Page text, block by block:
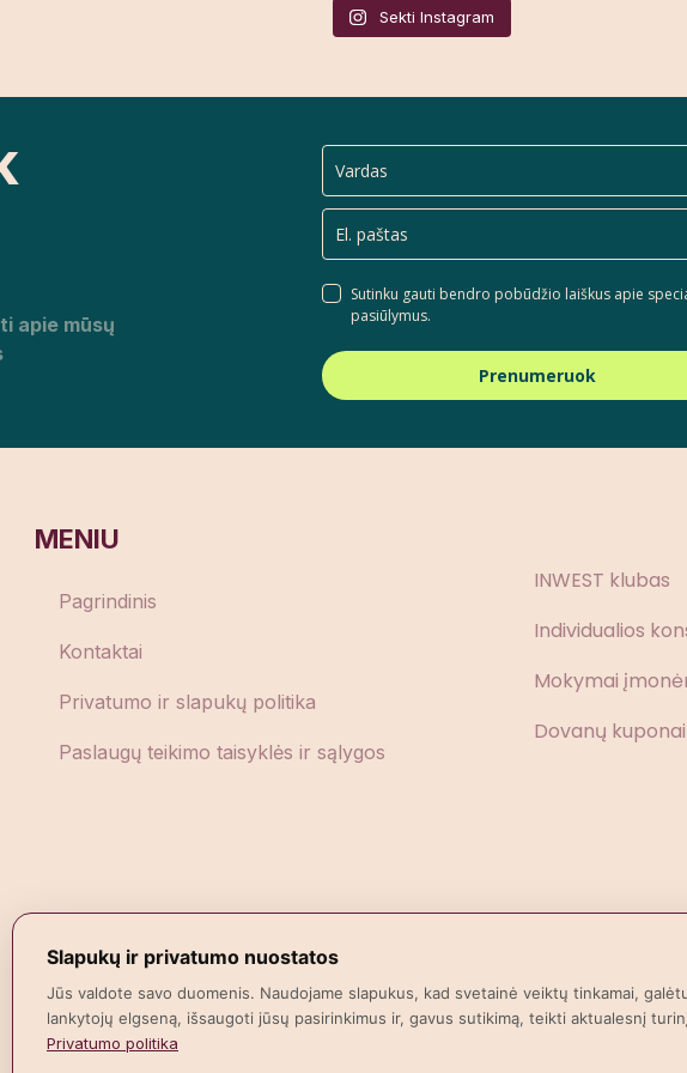
Sekti Instagram
apie mūsų
Sutinku gauti bendro pobūdžio laiškus apie
pasiūlymus.
Prenumeruok
MENIU
Pagrindinis
Kontaktai
Privatumo ir slapukų politika
Paslaugų teikimo taisyklės ir sąlygos
INWEST klubas
Individualios
Mokymai
Dovanų kuponai
Slapukų ir privatumo nuostatos
Jūs valdote savo duomenis. Naudojame slapukus, kad svetainė veiktų tinkamai,
lankytojų elgseną, išsaugoti jūsų pasirinkimus ir, gavus sutikimą, teikti aktualesnį
Privatumo politika